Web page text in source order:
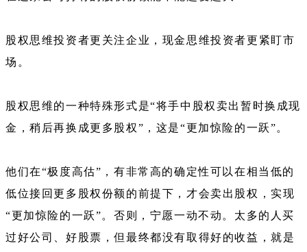
股权思维投资者更关注企业，现金思维投资者更紧盯市
场。
股权思维的一种特殊形式是“将手中股权卖出暂时换成现
金，稍后再换成更多股权”，这是“更加惊险的一跃”。
他们在“极度高估”，有非常高的确定性可以在相当低的
低位接回更多股权份额的前提下，才会卖出股权，实现
“更加惊险的一跃”。否则，宁愿一动不动。太多的人买
过好公司、好股票，但最终都没有取得好的收益，就是